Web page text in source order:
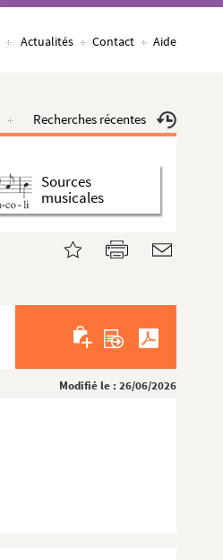
Actualités Contact Aide
Recherches récentes
Sources
musicales
Modifié le : 26/06/2026